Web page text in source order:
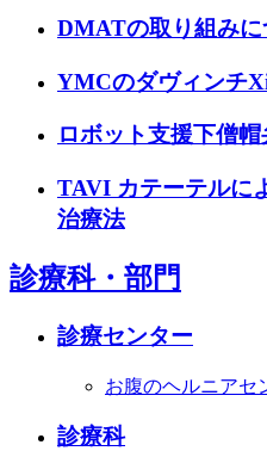
DMATの取り組みに
YMCのダヴィンチ
ロボット支援下僧
TAVI カテーテルに
治療法
診療科・部門
診療センター
お腹のヘルニアセ
診療科